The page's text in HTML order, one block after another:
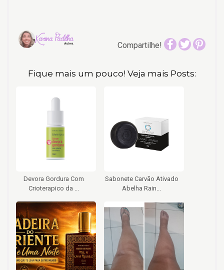
Compartilhe!
Fique mais um pouco! Veja mais Posts:
Devora Gordura Com
Crioterapico da ...
Sabonete Carvão Ativado
Abelha Rain...